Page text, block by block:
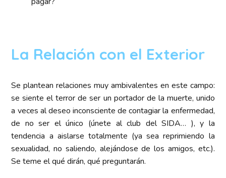
La Relación con el Exterior
Se plantean relaciones muy ambivalentes en este campo:
se siente el terror de ser un portador de la muerte, unido
a veces al deseo inconsciente de contagiar la enfermedad,
de no ser el único (únete al club del SIDA… ), y la
tendencia a aislarse totalmente (ya sea reprimiendo la
sexualidad, no saliendo, alejándose de los amigos, etc.).
Se teme el qué dirán, qué preguntarán.